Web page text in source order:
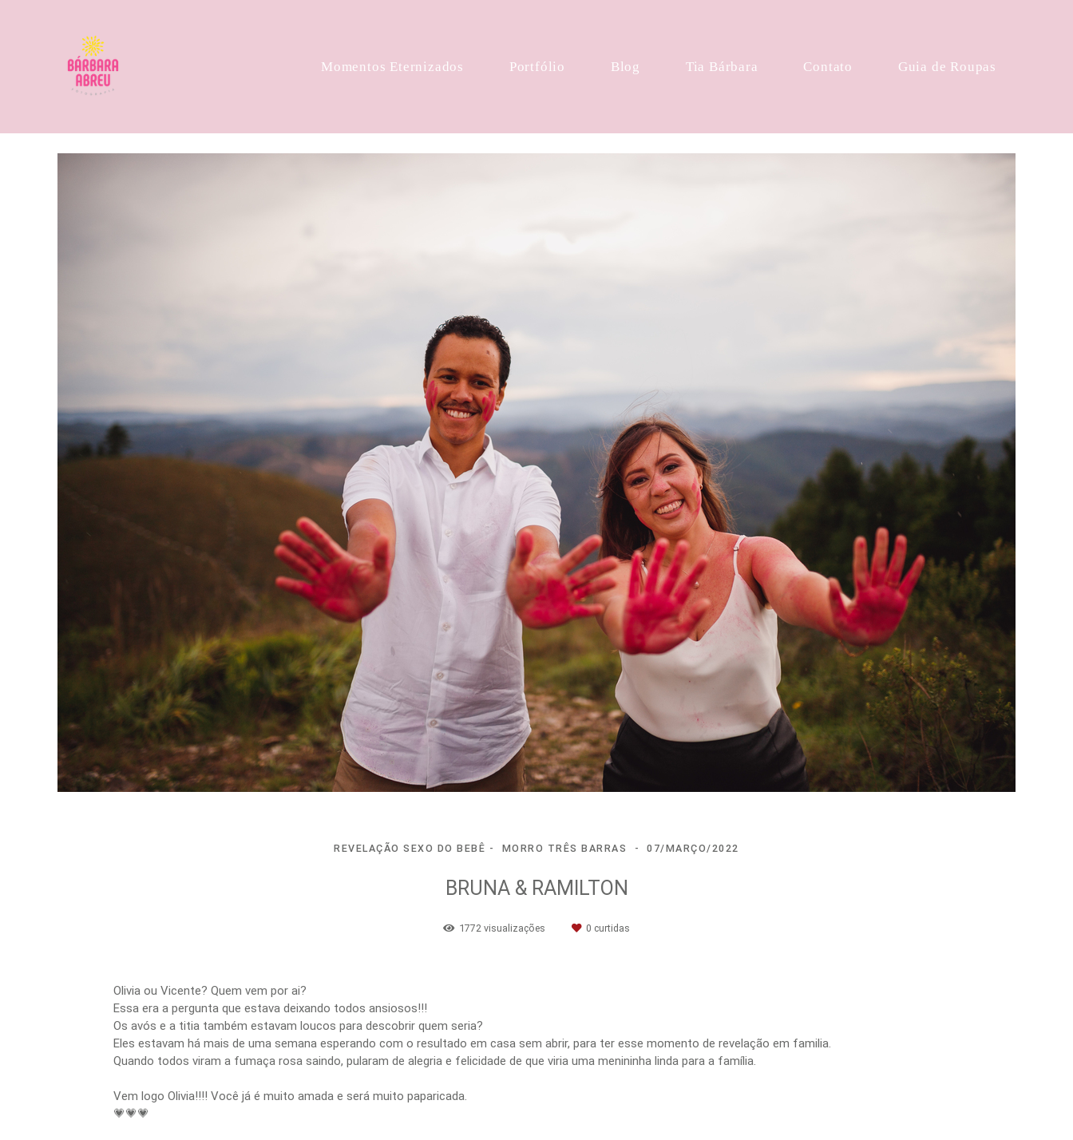
Momentos Eternizados Portfólio Blog Tia Bárbara Contato Guia de Roupas
REVELAÇÃO SEXO DO BEBÊ MORRO TRÊS BARRAS 07/MARÇO/2022
BRUNA & RAMILTON
1772 visualizações 0 curtidas
Olivia ou Vicente? Quem vem por ai?
Essa era a pergunta que estava deixando todos ansiosos!!!
Os avós e a titia também estavam loucos para descobrir quem seria?
Eles estavam há mais de uma semana esperando com o resultado em casa sem abrir, para ter esse momento de revelação em familia.
Quando todos viram a fumaça rosa saindo, pularam de alegria e felicidade de que viria uma menininha linda para a família.
Vem logo Olivia!!!! Você já é muito amada e será muito paparicada.
💗💗💗